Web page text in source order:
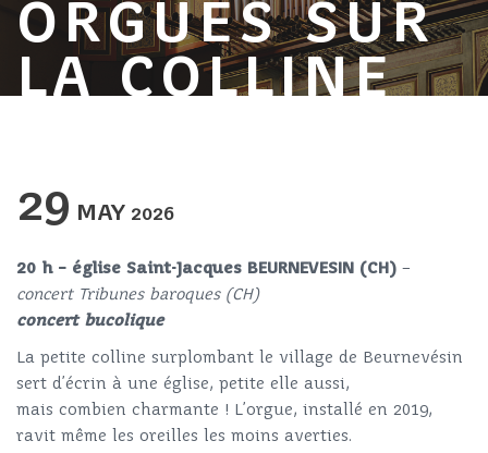
ORGUES SUR
LA COLLINE
29 MAY 2026
20 h – église Saint-Jacques BEURNEVESIN (CH) –
concert Tribunes baroques (CH)
concert bucolique
La petite colline surplombant le village de Beurnevésin
sert d’écrin à une église, petite elle aussi,
mais combien charmante ! L’orgue, installé en 2019,
ravit même les oreilles les moins averties.